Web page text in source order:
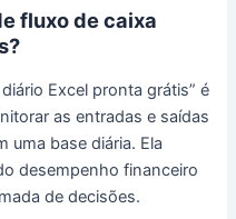
fluxo de caixa
Excel pronta grátis” é
as entradas e saídas
uma base diária. Ela
desempenho financeiro
de decisões.